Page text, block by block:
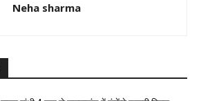
Neha sharma